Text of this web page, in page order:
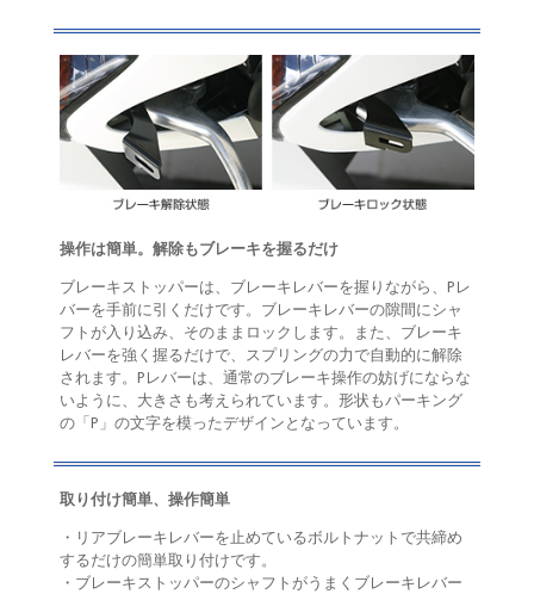
操作は簡単。解除もブレーキを握るだけ
ブレーキストッパーは、ブレーキレバーを握りながら、Pレ
バーを手前に引くだけです。ブレーキレバーの隙間にシャ
フトが入り込み、そのままロックします。また、ブレーキ
レバーを強く握るだけで、スプリングの力で自動的に解除
されます。Pレバーは、通常のブレーキ操作の妨げにならな
いように、大きさも考えられています。形状もパーキング
の「P」の文字を模ったデザインとなっています。
取り付け簡単、操作簡単
・リアブレーキレバーを止めているボルトナットで共締め
するだけの簡単取り付けです。
・ブレーキストッパーのシャフトがうまくブレーキレバー